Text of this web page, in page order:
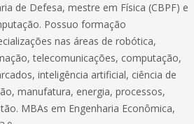
de Defesa, mestre em Física (CBPF) e
Possuo formação
nas áreas de robótica,
telecomunicações, computação,
inteligência artificial, ciência de
manufatura, energia, processos,
MBAs em Engenharia Econômica,